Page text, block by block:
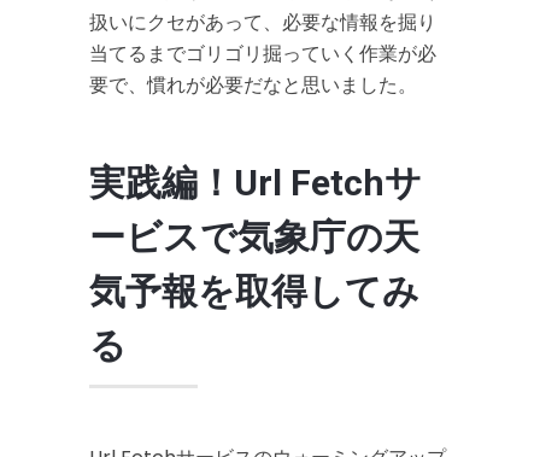
扱いにクセがあって、必要な情報を掘り
当てるまでゴリゴリ掘っていく作業が必
要で、慣れが必要だなと思いました。
実践編！Url Fetchサ
ービスで気象庁の天
気予報を取得してみ
る